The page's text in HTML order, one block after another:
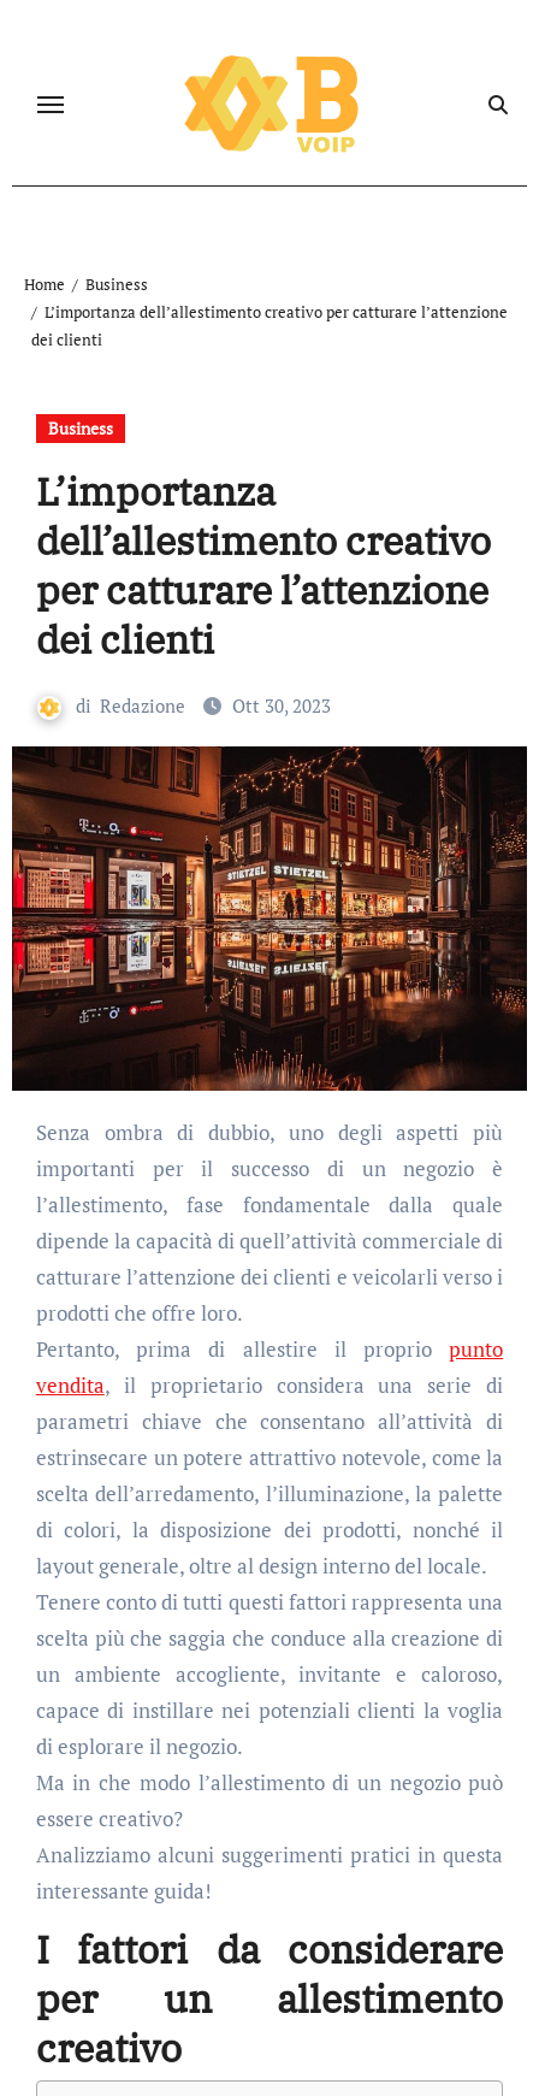
Home
Business
L’importanza dell’allestimento creativo per catturare l’attenzione
dei clienti
Business
L’importanza
dell’allestimento creativo
per catturare l’attenzione
dei clienti
di Redazione Ott 30, 2023
Senza ombra di dubbio, uno degli aspetti più
importanti per il successo di un negozio è
l’allestimento, fase fondamentale dalla quale
dipende la capacità di quell’attività commerciale di
catturare l’attenzione dei clienti e veicolarli verso i
prodotti che offre loro.
Pertanto, prima di allestire il propriopunto
vendita, il proprietario considera una serie di
parametri chiave che consentano all’attività di
estrinsecare un potere attrattivo notevole, come la
scelta dell’arredamento, l’illuminazione, la palette
di colori, la disposizione dei prodotti, nonché il
layout generale, oltre al design interno del locale.
Tenere conto di tutti questi fattori rappresenta una
scelta più che saggia che conduce alla creazione di
un ambiente accogliente, invitante e caloroso,
capace di instillare nei potenziali clienti la voglia
di esplorare il negozio.
Ma in che modo l’allestimento di un negozio può
essere creativo?
Analizziamo alcuni suggerimenti pratici in questa
interessante guida!
I fattori da considerare
per un allestimento
creativo